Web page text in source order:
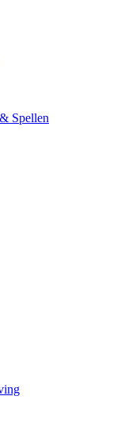
Spellen